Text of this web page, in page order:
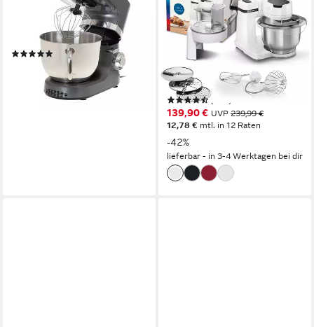
Edelstahlschüssel 6
Rührgeschwindigkeiten
Multifunktional
(1)
129,90 €
mtl. in 12 Raten
lieferbar - in 2-3 Werktagen bei dir
MUMS2EW01,
Edelstahlschüssel,
Durchlaufschnitzler, Deckel
700 W Leistung
3,8 l Kapazität
4 Leistungsstufen
139,90 € UVP 239,99 €
12,78 € mtl. in 12 Raten
-42%
lieferbar - in 3-4 Werktagen bei dir